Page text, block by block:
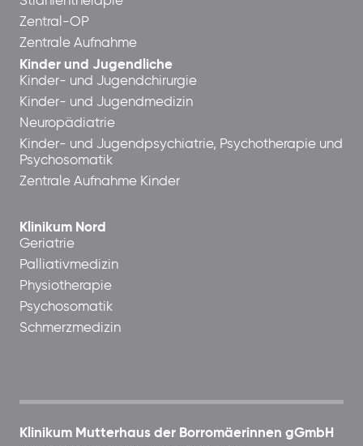
Zentral-OP
Zentrale Aufnahme
Kinder und Jugendliche
Kinder- und Jugendchirurgie
Kinder- und Jugendmedizin
Neuropädiatrie
Kinder- und Jugendpsychiatrie, Psychotherapie und
Psychosomatik
Zentrale Aufnahme Kinder
Klinikum Nord
Geriatrie
Palliativmedizin
Physiotherapie
Psychosomatik
Schmerzmedizin
Klinikum Mutterhaus der Borromäerinnen gGmbH